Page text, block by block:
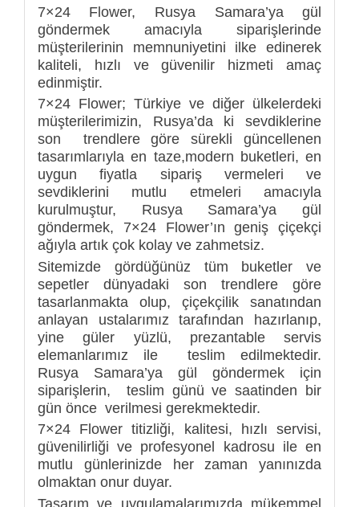
7×24 Flower, Rusya Samara’ya gül
göndermek amacıyla siparişlerinde
müşterilerinin memnuniyetini ilke edinerek
kaliteli, hızlı ve güvenilir hizmeti amaç
edinmiştir.
7×24 Flower; Türkiye ve diğer ülkelerdeki
müşterilerimizin, Rusya’da ki sevdiklerine
son trendlere göre sürekli güncellenen
tasarımlarıyla en taze,modern buketleri, en
uygun fiyatla sipariş vermeleri ve
sevdiklerini mutlu etmeleri amacıyla
kurulmuştur, Rusya Samara’ya gül
göndermek, 7×24 Flower’ın geniş çiçekçi
ağıyla artık çok kolay ve zahmetsiz.
Sitemizde gördüğünüz tüm buketler ve
sepetler dünyadaki son trendlere göre
tasarlanmakta olup, çiçekçilik sanatından
anlayan ustalarımız tarafından hazırlanıp,
yine güler yüzlü, prezantable servis
elemanlarımız ile teslim edilmektedir.
Rusya Samara’ya gül göndermek için
siparişlerin, teslim günü ve saatinden bir
gün önce verilmesi gerekmektedir.
7×24 Flower titizliği, kalitesi, hızlı servisi,
güvenilirliği ve profesyonel kadrosu ile en
mutlu günlerinizde her zaman yanınızda
olmaktan onur duyar.
Tasarım ve uygulamalarımızda mükemmel